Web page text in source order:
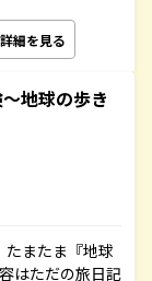
詳細を見る
地球の歩き
たまたま『地球
はただの旅日記